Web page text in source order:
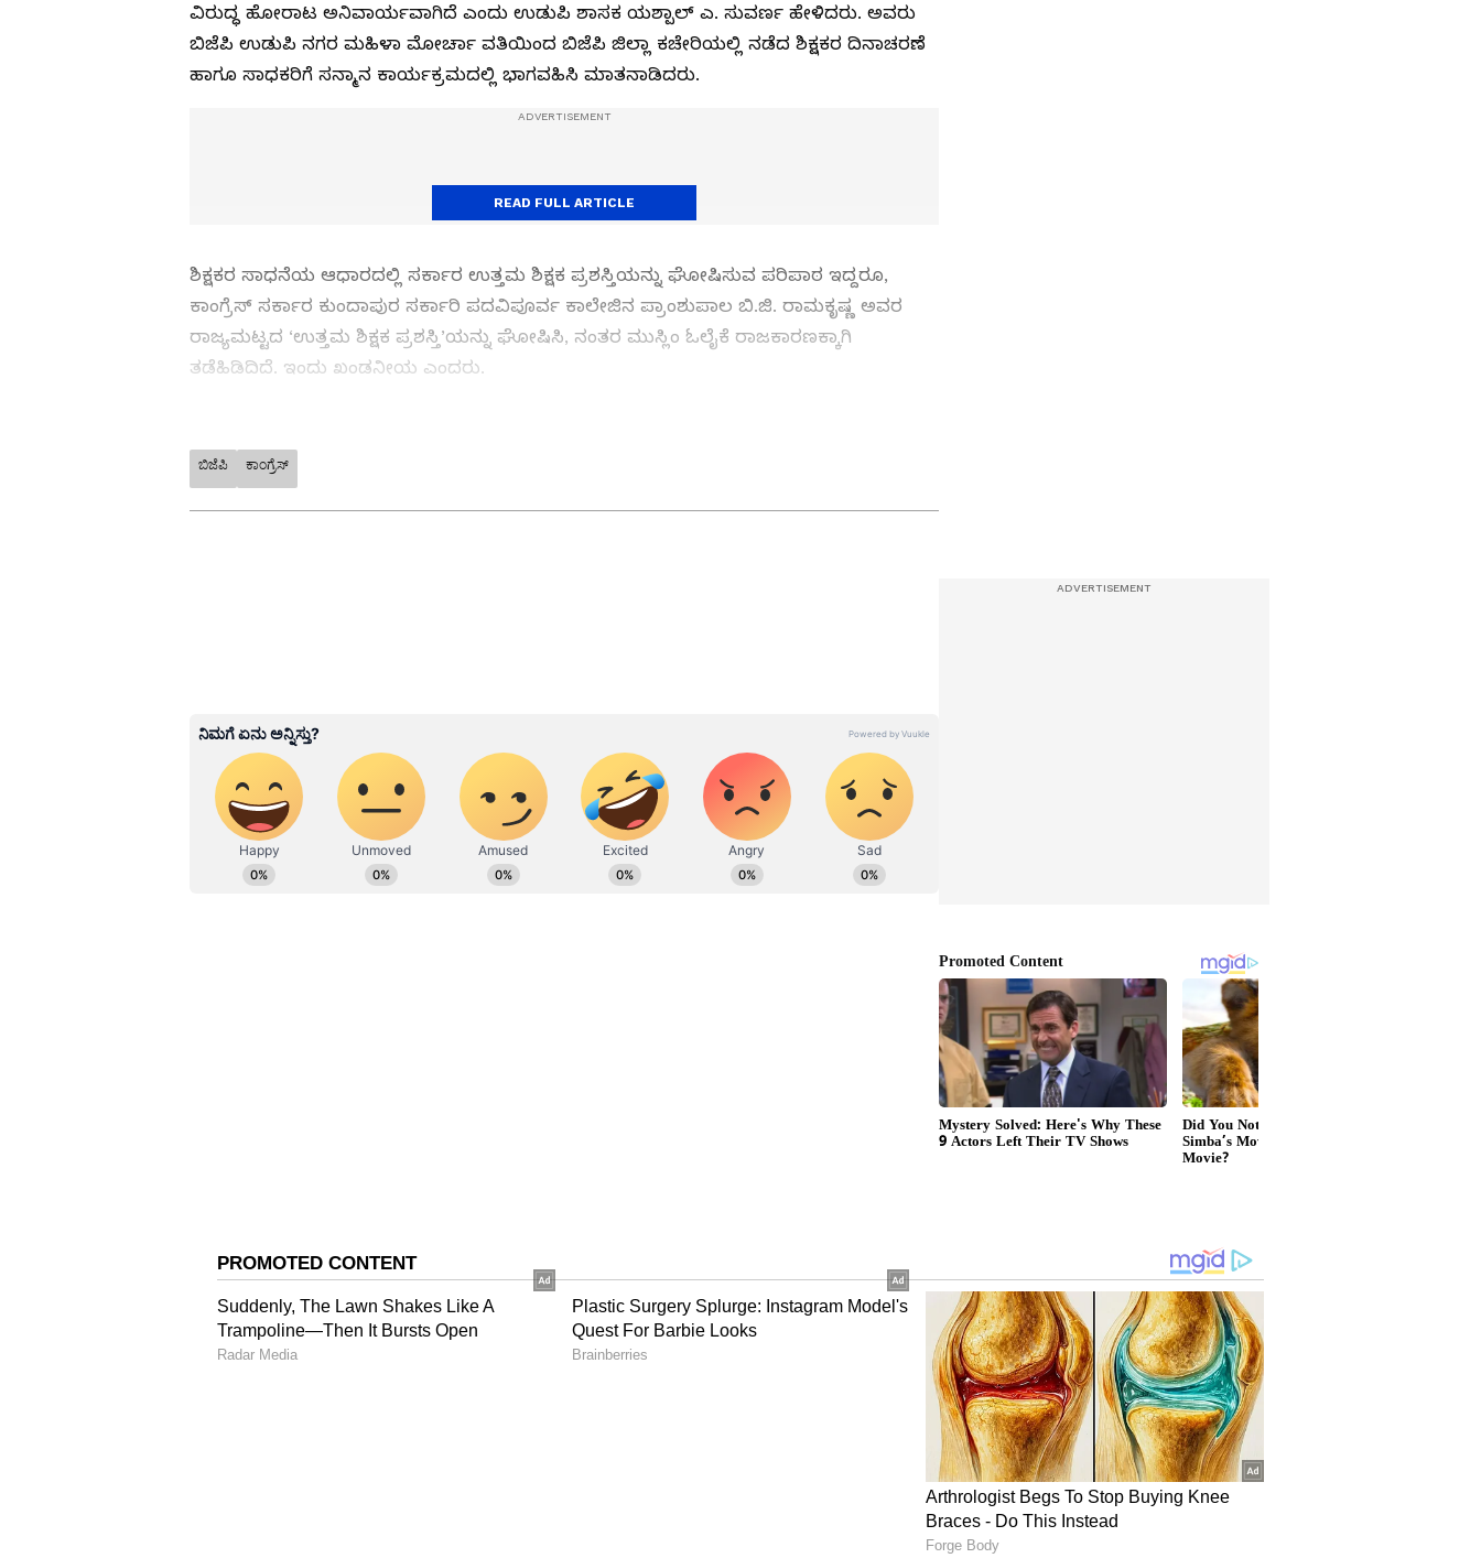
ವಿರುದ್ಧ ಹೋರಾಟ ಅನಿವಾರ್ಯವಾಗಿದೆ ಎಂದು ಉಡುಪಿ ಶಾಸಕ ಯಶ್ಪಾಲ್ ಎ. ಸುವರ್ಣ ಹೇಳಿದರು. ಅವರು
ಬಿಜೆಪಿ ಉಡುಪಿ ನಗರ ಮಹಿಳಾ ಮೋರ್ಚಾ ವತಿಯಿಂದ ಬಿಜೆಪಿ ಜಿಲ್ಲಾ ಕಚೇರಿಯಲ್ಲಿ ನಡೆದ ಶಿಕ್ಷಕರ ದಿನಾಚರಣೆ
ಹಾಗೂ ಸಾಧಕರಿಗೆ ಸನ್ಮಾನ ಕಾರ್ಯಕ್ರಮದಲ್ಲಿ ಭಾಗವಹಿಸಿ ಮಾತನಾಡಿದರು.
ಶಿಕ್ಷಕರ ಸಾಧನೆಯ ಆಧಾರದಲ್ಲಿ ಸರ್ಕಾರ ಉತ್ತಮ ಶಿಕ್ಷಕ ಪ್ರಶಸ್ತಿಯನ್ನು ಘೋಷಿಸುವ ಪರಿಪಾಠ ಇದ್ದರೂ,
ಕಾಂಗ್ರೆಸ್ ಸರ್ಕಾರ ಕುಂದಾಪುರ ಸರ್ಕಾರಿ ಪದವಿಪೂರ್ವ ಕಾಲೇಜಿನ ಪ್ರಾಂಶುಪಾಲ ಬಿ.ಜಿ. ರಾಮಕೃಷ್ಣ ಅವರ
ರಾಜ್ಯಮಟ್ಟದ ‘ಉತ್ತಮ ಶಿಕ್ಷಕ ಪ್ರಶಸ್ತಿ’ಯನ್ನು ಘೋಷಿಸಿ, ನಂತರ ಮುಸ್ಲಿಂ ಓಲೈಕೆ ರಾಜಕಾರಣಕ್ಕಾಗಿ
ತಡೆಹಿಡಿದಿದೆ. ಇಂದು ಖಂಡನೀಯ ಎಂದರು.
ಬಿಜೆಪಿ ಜಿಲ್ಲಾ ಪ್ರಧಾನ ಕಾರ್ಯದರ್ಶಿ ರೇಷ್ಮಾ ಉದಯ ಶೆಟ್ಟಿ ಹಾಗೂ ಜಿಲ್ಲಾ ಮಹಿಳಾ ಮೋರ್ಚಾ ಅಧ್ಯಕ್ಷೆ ಸಂಧ್ಯಾ
ಶೆಟ್ಟಿ, ನಗರ ಮಂಡಲ ಪ್ರಧಾನ ಕಾರ್ಯದರ್ಶಿ ರಶ್ಮಿತಾ ಬಿ. ಶೆಟ್ಟಿ ಮುಂತಾದವರು ಉಪಸ್ಥಿತರಿದ್ದರು.
READ FULL ARTICLE
ABOUT THE AUTHOR
Kannadaprabha News
ಬಿಜೆಪಿ ಕಾಂಗ್ರೆಸ್